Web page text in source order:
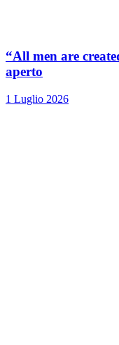
“All men are
aperto
1 Luglio 2026